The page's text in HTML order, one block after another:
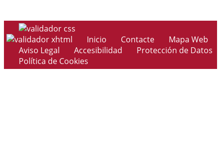
Inicio Contacte
Mapa Web
Aviso Legal
Accesibilidad
Protección de Datos
Política de Cookies